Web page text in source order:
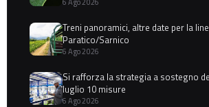
Treni panoramici, altre date per la
Paratico/Sarnico
6 Ago 2026
Si rafforza la strategia a sostegno
luglio 10 misure
6 Ago 2026